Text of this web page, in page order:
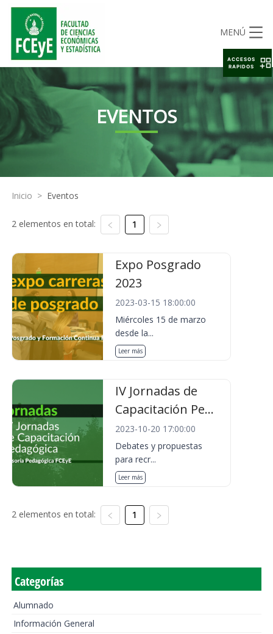
MENÚ
EVENTOS
Inicio > Eventos
2 elementos en total: 1
Expo Posgrado
2023
2023-03-15 18:00:00
Miércoles 15 de marzo
desde la...
Leer más
IV Jornadas de
Capacitación Pe...
2023-10-20 17:00:00
Debates y propuestas
para recr...
Leer más
2 elementos en total: 1
Categorías
Alumnado
Información General
ACCESOS
RAPIDOS